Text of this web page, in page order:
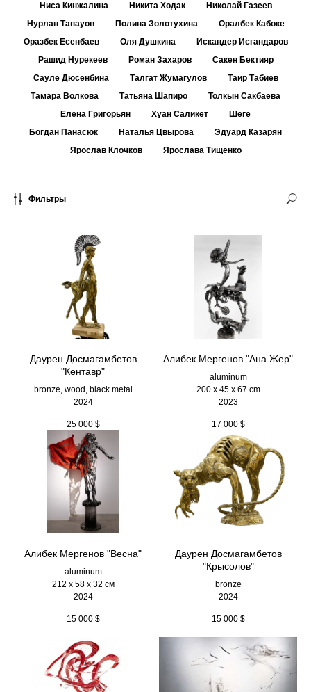
Ниса Кинжалина
Никита Ходак
Николай Газеев
Нурлан Тапауов
Полина Золотухина
Оралбек Кабоке
Оразбек Есенбаев
Оля Душкина
Искандер Исгандаров
Рашид Нурекеев
Роман Захаров
Сакен Бектияр
Сауле Дюсенбина
Талгат Жумагулов
Таир Табиев
Тамара Волкова
Татьяна Шапиро
Толкын Сакбаева
Елена Григорьян
Хуан Саликет
Шеге
Богдан Панасюк
Наталья Цвырова
Эдуард Казарян
Ярослав Клочков
Ярослава Тищенко
Фильтры
Даурен Досмагамбетов
"Кентавр"
bronze, wood, black metal
2024
25 000 $
Алибек Мергенов "Ана Жер"
aluminum
200 х 45 х 67 cm
2023
17 000 $
Алибек Мергенов "Весна"
aluminum
212 х 58 х 32 см
2024
15 000 $
Даурен Досмагамбетов
"Крысолов"
bronze
2024
15 000 $